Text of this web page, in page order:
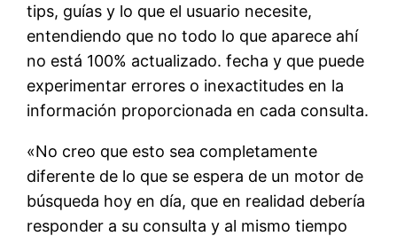
tips, guías y lo que el usuario necesite,
entendiendo que no todo lo que aparece ahí
no está 100% actualizado. fecha y que puede
experimentar errores o inexactitudes en la
información proporcionada en cada consulta.
«No creo que esto sea completamente
diferente de lo que se espera de un motor de
búsqueda hoy en día, que en realidad debería
responder a su consulta y al mismo tiempo